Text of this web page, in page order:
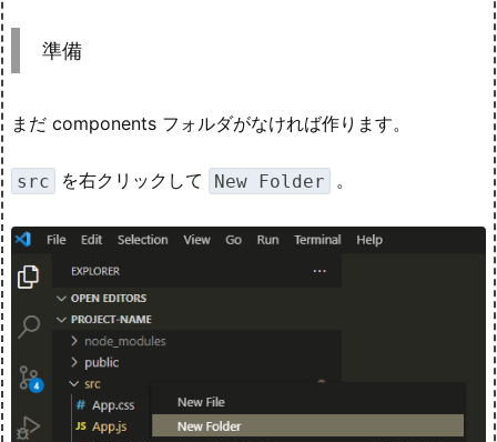
準備
まだ components フォルダがなければ作ります。
src を右クリックして New Folder 。